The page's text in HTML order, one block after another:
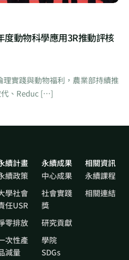
度動物科學應用3R推動評核
實踐與動物福利，農業部持續推
代、Reduc […]
續計畫
續政策
學社會
任USR
零排放
次性產
減量
永續成果
中心成果
社會實踐
獎
研究貢獻
學院
SDGs
相關資訊
永續課程
相關連結